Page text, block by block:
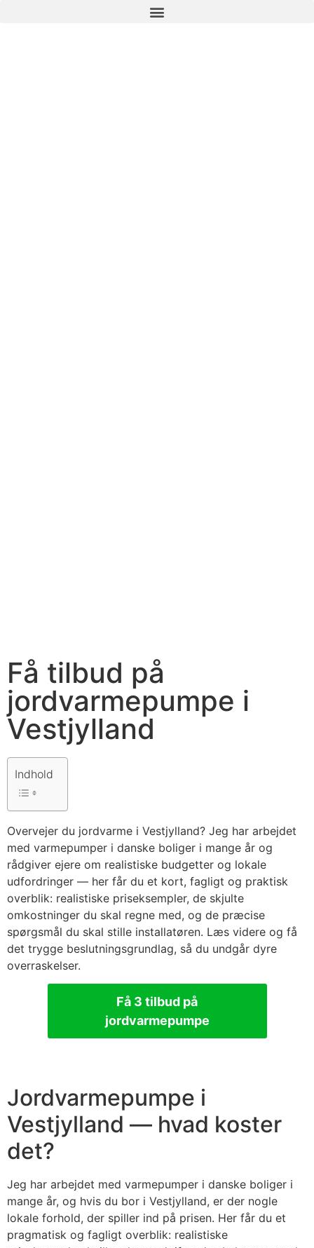
Få tilbud på
jordvarmepumpe i
Vestjylland
Indhold
Overvejer du jordvarme i Vestjylland? Jeg har arbejdet
med varmepumper i danske boliger i mange år og
rådgiver ejere om realistiske budgetter og lokale
udfordringer — her får du et kort, fagligt og praktisk
overblik: realistiske priseksempler, de skjulte
omkostninger du skal regne med, og de præcise
spørgsmål du skal stille installatøren. Læs videre og få
det trygge beslutningsgrundlag, så du undgår dyre
overraskelser.
Få 3 tilbud på
jordvarmepumpe
Jordvarmepumpe i
Vestjylland — hvad koster
det?
Jeg har arbejdet med varmepumper i danske boliger i
mange år, og hvis du bor i Vestjylland, er der nogle
lokale forhold, der spiller ind på prisen. Her får du et
pragmatisk og fagligt overblik: realistiske